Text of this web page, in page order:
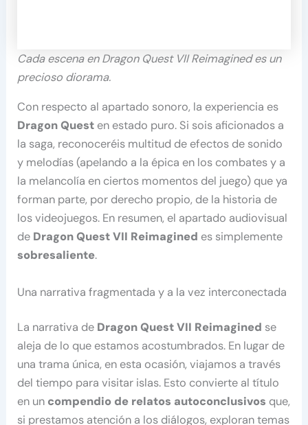
Cada escena en Dragon Quest VII Reimagined es un
precioso diorama.
Con respecto al apartado sonoro, la experiencia es
Dragon Quest en estado puro. Si sois aficionados a
la saga, reconoceréis multitud de efectos de sonido
y melodías (apelando a la épica en los combates y a
la melancolía en ciertos momentos del juego) que ya
forman parte, por derecho propio, de la historia de
los videojuegos. En resumen, el apartado audiovisual
de Dragon Quest VII Reimagined es simplemente
sobresaliente.
Una narrativa fragmentada y a la vez interconectada
La narrativa de Dragon Quest VII Reimagined se
aleja de lo que estamos acostumbrados. En lugar de
una trama única, en esta ocasión, viajamos a través
del tiempo para visitar islas. Esto convierte al título
en un compendio de relatos autoconclusivos que,
si prestamos atención a los diálogos, exploran temas